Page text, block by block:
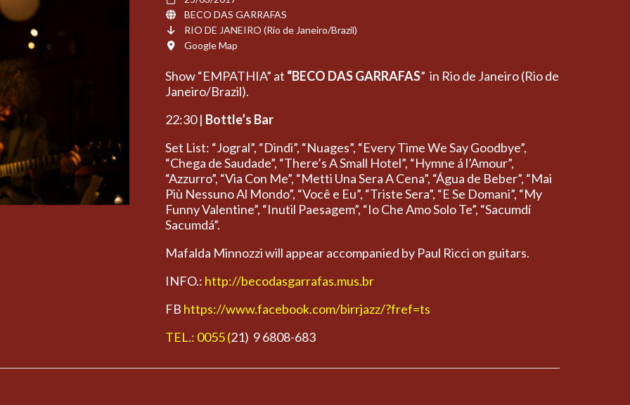
BECO DAS GARRAFAS
RIO DE JANEIRO (Rio de Janeiro/Brazil)
Google Map
Show “EMPATHIA” at “BECO DAS GARRAFAS” in Rio de Janeiro (Rio de
Janeiro/Brazil).
22:30 | Bottle’s Bar
Set List: “Jogral”, “Dindi”, “Nuages”, “Every Time We Say Goodbye”,
“Chega de Saudade”, “There’s A Small Hotel”, “Hymne á l’Amour”,
“Azzurro”, “Via Con Me”, “Metti Una Sera A Cena”, “Água de Beber”, “Mai
Più Nessuno Al Mondo”, “Você e Eu”, “Triste Sera”, “E Se Domani”, “My
Funny Valentine”, “Inutil Paesagem”, “Io Che Amo Solo Te”, “Sacumdí
Sacumdá”.
Mafalda Minnozzi will appear accompanied by Paul Ricci on guitars.
INFO.: http://becodasgarrafas.mus.br
FB https://www.facebook.com/birrjazz/?fref=ts
TEL.: 0055 (21) 9 6808-683